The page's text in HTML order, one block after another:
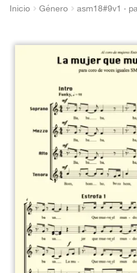
Inicio Género asm18#9v1 ·